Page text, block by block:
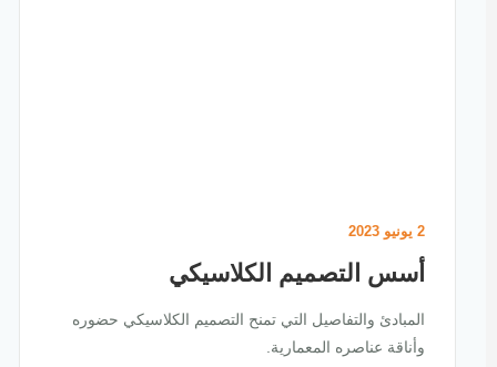
أسس التصميم الكلاسيكي
المبادئ والتفاصيل التي تمنح التصميم الكلاسيكي حضوره
وأناقة عناصره المعمارية.